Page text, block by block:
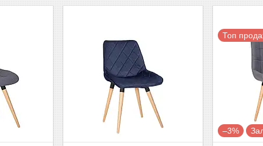
Топ
–3%